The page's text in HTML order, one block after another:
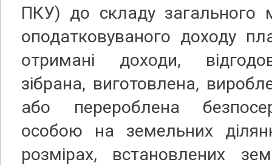
ПКУ) до складу загального
оподатковуваного доходу
отримані доходи,
зібрана, виготовлена,
або перероблена
особою на земельних
розмірах, встановлених